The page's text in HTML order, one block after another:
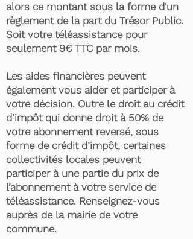
alors ce montant sous la forme d'un
règlement de la part du Trésor Public.
Soit votre téléassistance pour
seulement 9€ TTC par mois.
Les aides financières peuvent
également vous aider et participer à
votre décision. Outre le droit au crédit
d’impôt qui donne droit à 50% de
votre abonnement reversé, sous
forme de crédit d’impôt, certaines
collectivités locales peuvent
participer à une partie du prix de
l’abonnement à votre service de
téléassistance. Renseignez-vous
auprès de la mairie de votre
commune.